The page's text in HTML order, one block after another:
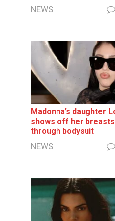
NEWS
Madonna’s daughter
shows off her
through bodysuit
NEWS